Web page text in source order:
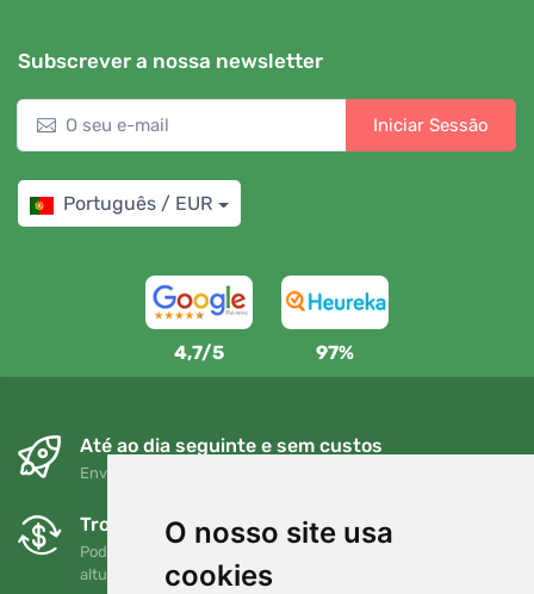
O nosso site usa
cookies
Subscrever a nossa newsletter
Iniciar Sessão
Português / EUR
4,7/5 97%
Até ao dia seguinte e sem custos
Envio gratuito para encomendas superiores a 80 EUR
Trocas e devoluções gratuitas
Pode devolver ou trocar a sua encomenda em qualquer
altura no prazo de 90 dias